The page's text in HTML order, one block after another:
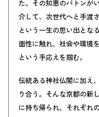
た。その知恵のバトンが
介して、次世代へと手渡
という一生の思い出とな
面性に触れ、社会や環境
という手応えを掴む。
伝統ある神社仏閣に加え
り合う。そんな京都の新
に持ち帰られ、それぞれ